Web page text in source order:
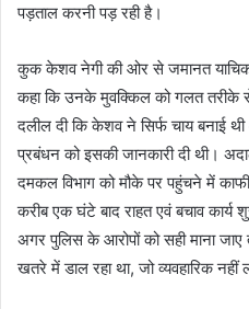
पड़ताल करनी पड़ रही है।
कुक केशव नेगी की ओर से जमानत
कहा कि उनके मुवक्किल को गलत तरीके से
दलील दी कि केशव ने सिर्फ चाय बनाई
प्रबंधन को इसकी जानकारी दी थी।
दमकल विभाग को मौके पर पहुंचने में
करीब एक घंटे बाद राहत एवं बचाव कार्य
अगर पुलिस के आरोपों को सही माना
खतरे में डाल रहा था, जो व्यवहारिक नहीं